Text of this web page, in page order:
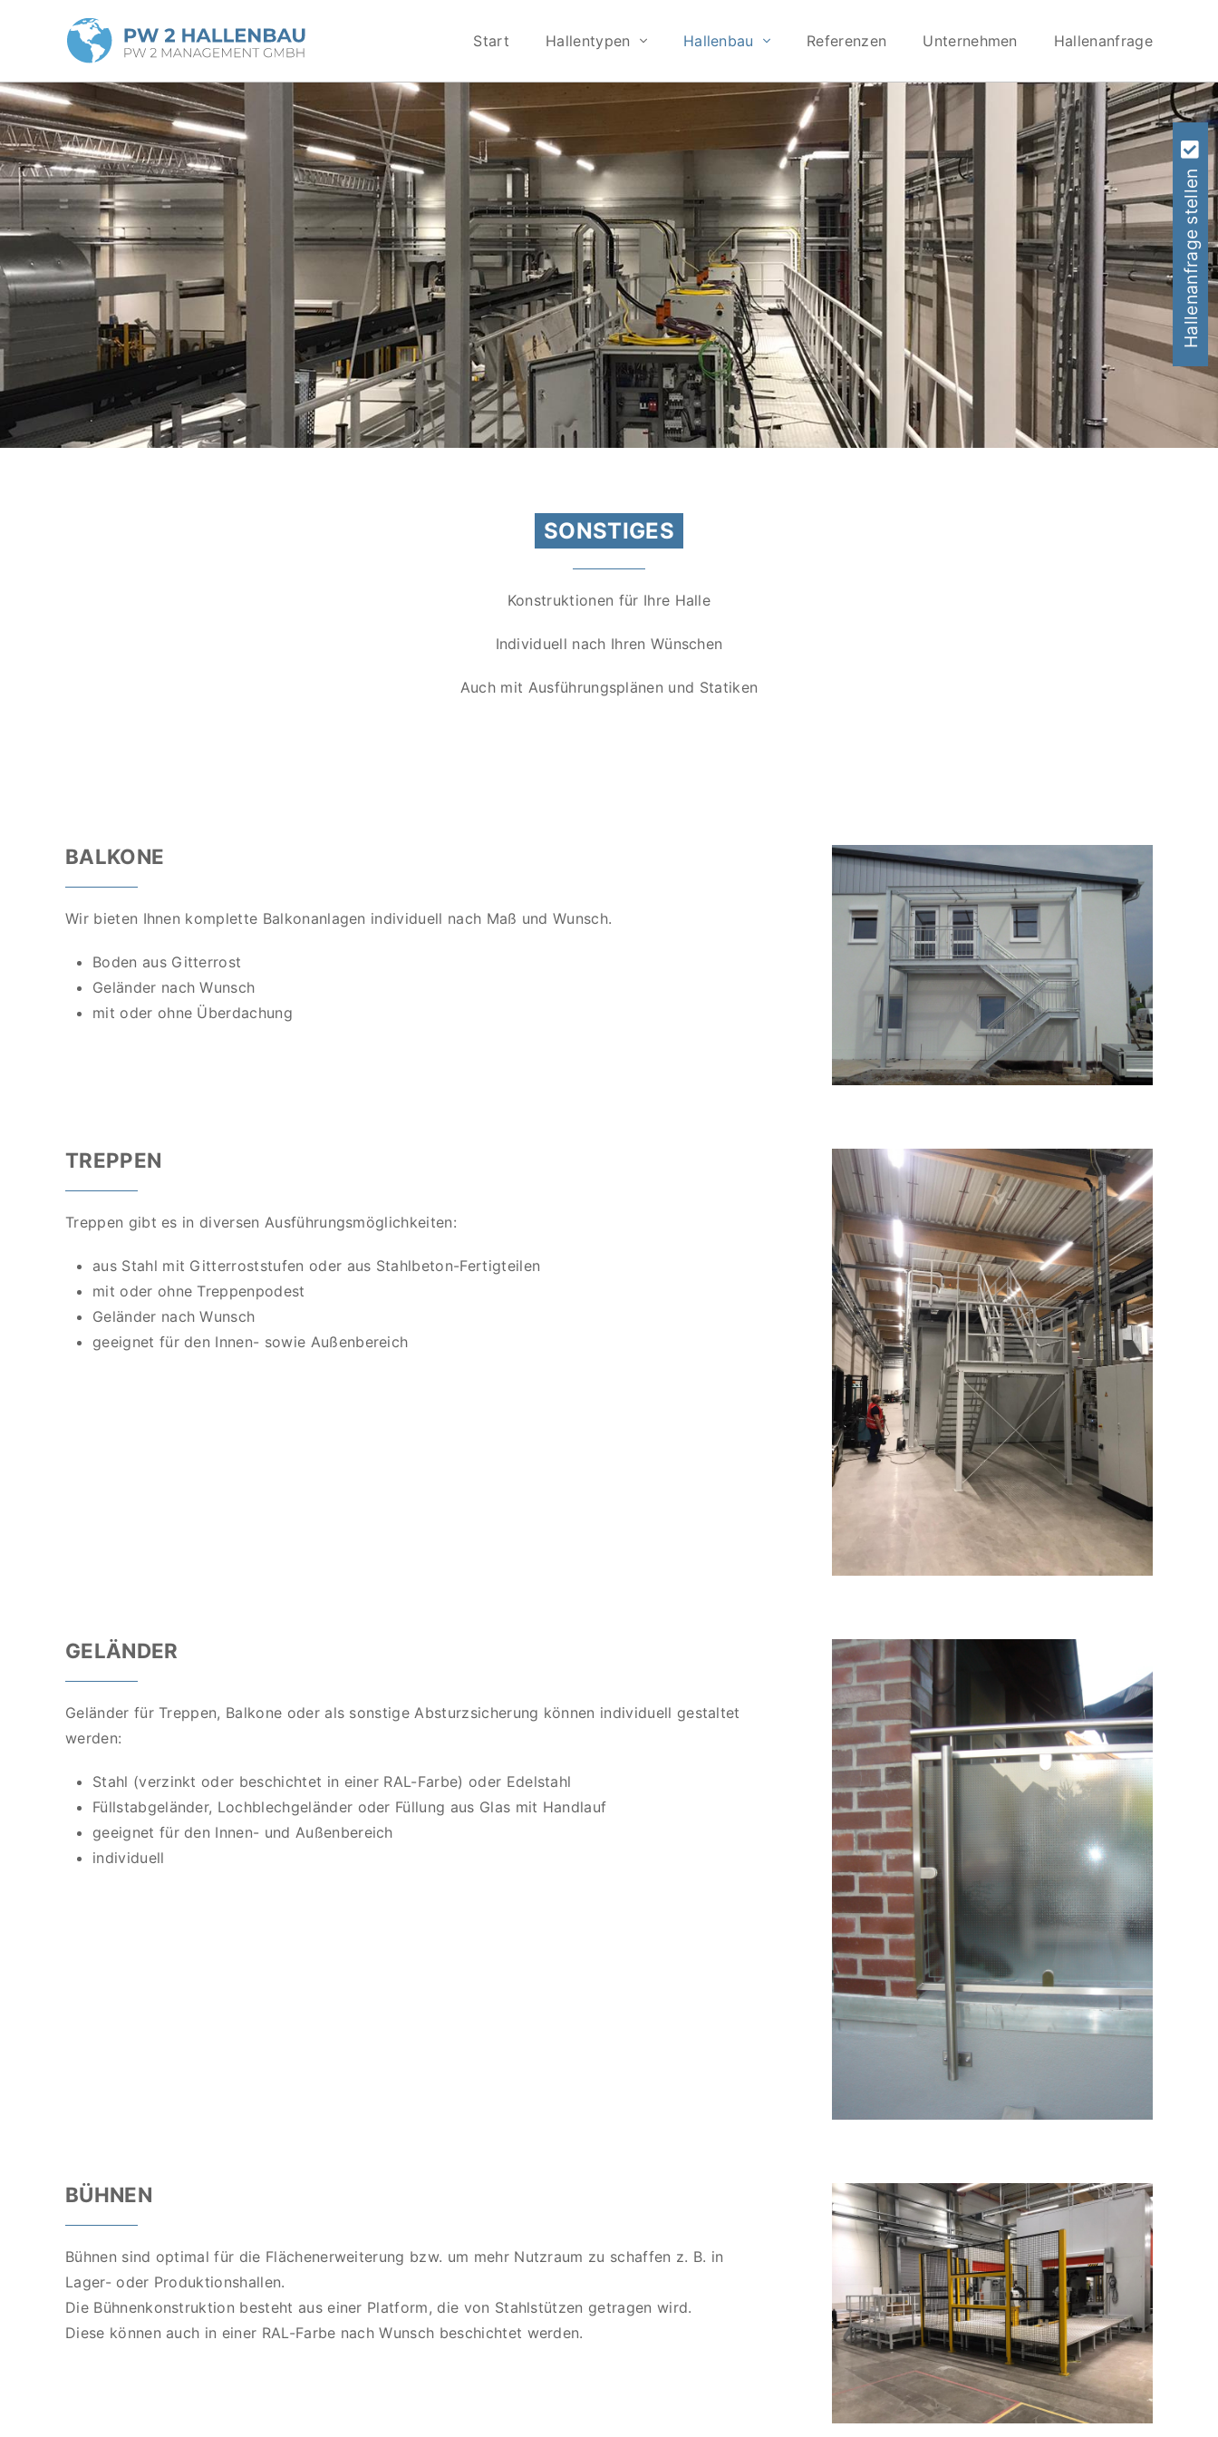
Start Hallentypen Hallenbau Referenzen Unternehmen Hallenanfrage
SONSTIGES
Konstruktionen für Ihre Halle
Individuell nach Ihren Wünschen
Auch mit Ausführungsplänen und Statiken
BALKONE
Wir bieten Ihnen komplette Balkonanlagen individuell nach Maß und Wunsch.
Boden aus Gitterrost
Geländer nach Wunsch
mit oder ohne Überdachung
TREPPEN
Treppen gibt es in diversen Ausführungsmöglichkeiten:
aus Stahl mit Gitterroststufen oder aus Stahlbeton-Fertigteilen
mit oder ohne Treppenpodest
Geländer nach Wunsch
geeignet für den Innen- sowie Außenbereich
GELÄNDER
Geländer für Treppen, Balkone oder als sonstige Absturzsicherung können individuell gestaltet
werden:
Stahl (verzinkt oder beschichtet in einer RAL-Farbe) oder Edelstahl
Füllstabgeländer, Lochblechgeländer oder Füllung aus Glas mit Handlauf
geeignet für den Innen- und Außenbereich
individuell
BÜHNEN
Bühnen sind optimal für die Flächenerweiterung bzw. um mehr Nutzraum zu schaffen z. B. in
Lager- oder Produktionshallen.
Die Bühnenkonstruktion besteht aus einer Platform, die von Stahlstützen getragen wird.
Diese können auch in einer RAL-Farbe nach Wunsch beschichtet werden.
Hallenanfrage stellen